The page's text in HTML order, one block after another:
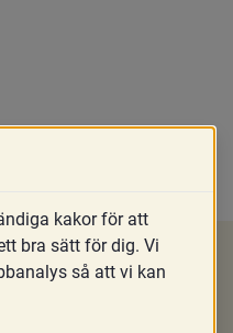
kakor för att
bra sätt för dig. Vi
så att vi kan